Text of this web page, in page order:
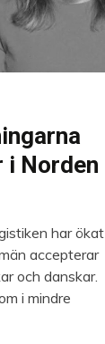
i Norden
har ökat
accepterar
och danskar.
i mindre